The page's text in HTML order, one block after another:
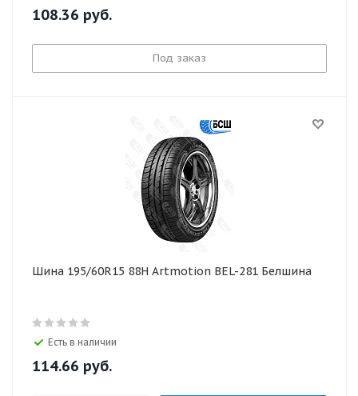
108.36 руб.
Под заказ
Шина 195/60R15 88H Artmotion BEL-281 Белшина
Есть в наличии
114.66 руб.